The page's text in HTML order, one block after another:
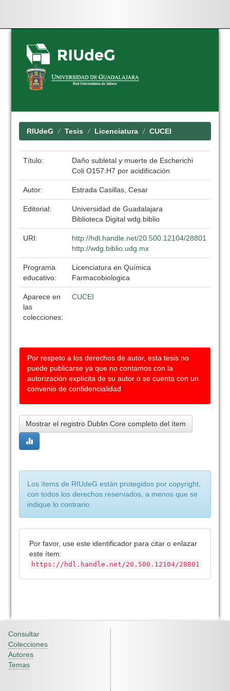
Skip
navigation
RIUdeG Tesis Licenciatura CUCEI
Título:
Daño subletal y muerte de Escherichi
Coli O157:H7 por acidificación
Autor: Estrada Casillas, Cesar
Editorial:
Universidad de Guadalajara
Biblioteca Digital wdg.biblio
URI:
http://hdl.handle.net/20.500.12104/28801
http://wdg.biblio.udg.mx
Programa
educativo:
Licenciatura en Química
Farmacobiologica
Aparece en
las
colecciones:
CUCEI
Por respeto a los derechos de autor, esta tesis no
puede publicarse ya que no contamos con la
autorización explícita de su autor o se cuenta con un
convenio de confidencialidad
Mostrar el registro Dublin Core completo del ítem
Los ítems de RIUdeG están protegidos por copyright,
con todos los derechos reservados, a menos que se
indique lo contrario.
Por favor, use este identificador para citar o enlazar
este ítem:
https://hdl.handle.net/20.500.12104/28801
Consultar
Colecciones
Autores
Temas